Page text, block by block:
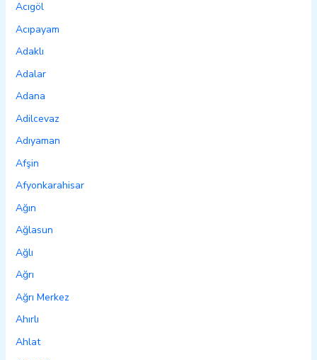
Acıgöl
Acıpayam
Adaklı
Adalar
Adana
Adilcevaz
Adıyaman
Afşin
Afyonkarahisar
Ağın
Ağlasun
Ağlı
Ağrı
Ağrı Merkez
Ahırlı
Ahlat